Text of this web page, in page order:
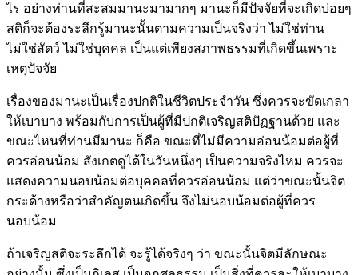
ไร อย่างท่านที่สะสมมานะมามากๆ มานะก็มีปัจจัยที่จะเกิดบ่อยๆ
สติก็จะต้องระลึกรู้มานะนั้นตามความเป็นจริงว่า ไม่ใช่ท่าน
ไม่ใช่สัตว์ ไม่ใช่บุคคล เป็นแต่เพียงสภาพธรรมที่เกิดขึ้นเพราะ
เหตุปัจจัย
เรื่องของมานะเป็นเรื่องปกติในชีวิตประจำวัน ซึ่งควรจะขัดเกลา
ให้เบาบาง พร้อมกับการเป็นผู้ที่มีปกติเจริญสติปัฏฐานด้วย และ
ขณะไหนที่ท่านมีมานะ ก็คือ ขณะที่ไม่มีความอ่อนน้อมต่อผู้ที่
ควรอ่อนน้อม สังเกตดูได้ในวันหนึ่งๆ เป็นความจริงไหม ควรจะ
แสดงความนอบน้อมต่อบุคคลที่ควรอ่อนน้อม แต่ว่าขณะนั้นจิต
กระด้างหรือว่าสำคัญตนเกิดขึ้น จึงไม่นอบน้อมต่อผู้ที่ควร
นอบน้อม
ถ้าเจริญสติจะระลึกได้ จะรู้ได้จริงๆ ว่า ขณะนั้นจิตมีลักษณะ